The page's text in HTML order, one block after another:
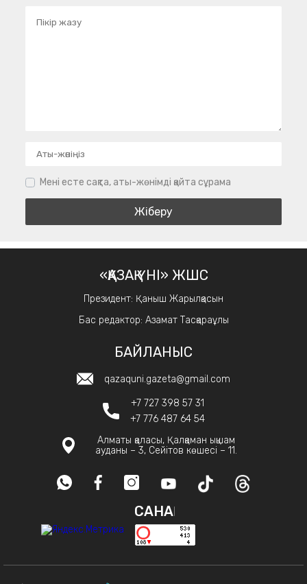
Мені есте сақта, аты-жөнімді қайта сұрама
«ҚАЗАҚ ҮНІ» ЖШС
Президент: Қаныш Жарылқасын
Бас редактор: Азамат Тасқараұлы
БАЙЛАНЫС
qazaquni.gazeta@gmail.com
+7 727 398 57 31
+7 776 487 64 54
Алматы қаласы, Қалқаман ықшам
ауданы – 3, Сейітов көшесі – 11.
САНАҚ